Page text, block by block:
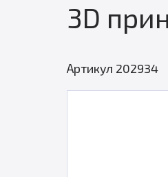
3D
Артикул 202934